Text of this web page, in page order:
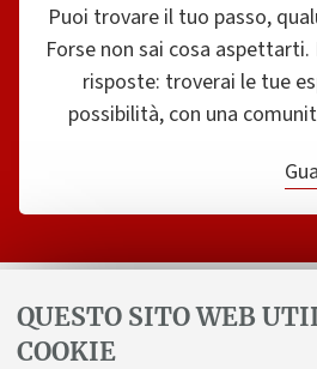
QUESTO SITO WEB
COOKIE
Puoi trovare il tuo passo,
Forse non sai cosa
risposte: troverai le tue
possibilità, con una
Ricevi